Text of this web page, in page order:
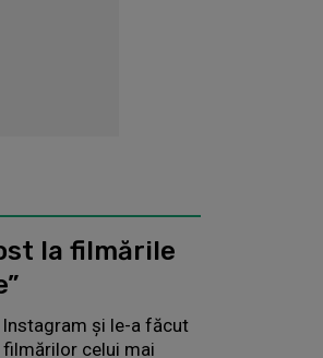
la filmările
și le-a făcut
celui mai